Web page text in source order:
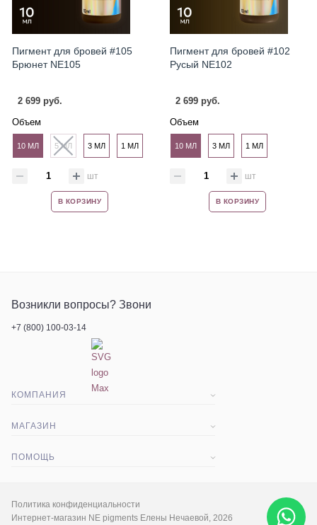
Пигмент для бровей #105
Брюнет NE105
2 699 руб.
Объем
10 МЛ 5 МЛ 3 МЛ 1 МЛ
шт
В КОРЗИНУ
Пигмент для бровей #102
Русый NE102
2 699 руб.
Объем
10 МЛ 3 МЛ 1 МЛ
шт
В КОРЗИНУ
КОМПАНИЯ
Экскурсия
МАГАЗИН
Гарантия и срок возврата
ПОМОЩЬ
Возникли вопросы? Звони
+7 (800) 100-03-14
Политика конфиденциальности
Интернет-магазин NE pigments Елены Нечаевой, 2026